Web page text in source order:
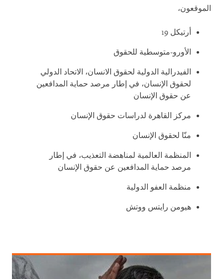
الموقعون،
أرتيكل 19
الأورو-متوسطية للحقوق
الفيدرالية الدولية لحقوق الانسان، الاتحاد الدولي
لحقوق الإنسان، في إطار مرصد حماية المدافعين
عن حقوق الإنسان
مركز القاهرة لدراسات حقوق الإنسان
منّا لحقوق الإنسان
المنظمة العالمية لمناهضة التعذيب، في إطار
مرصد حماية المدافعين عن حقوق الإنسان
منظمة العفو الدولية
هيومن رايتس ووتش